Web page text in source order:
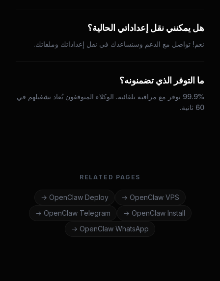
هل يمكنني نقل إعداداتي الحالية؟
نعم! تواصل مع الدعم وسنساعدك في نقل إعداداتك وملفاتك.
ما التوفر الذي تضمنونه؟
99.9% توفر مع مراقبة تلقائية. الوكلاء المتوقفون يُعاد تشغيلهم في
60 ثانية.
RELATED PAGES
OpenClaw VPS
→
OpenClaw Deploy
→
OpenClaw Install
→
OpenClaw Telegram
→
OpenClaw WhatsApp
→